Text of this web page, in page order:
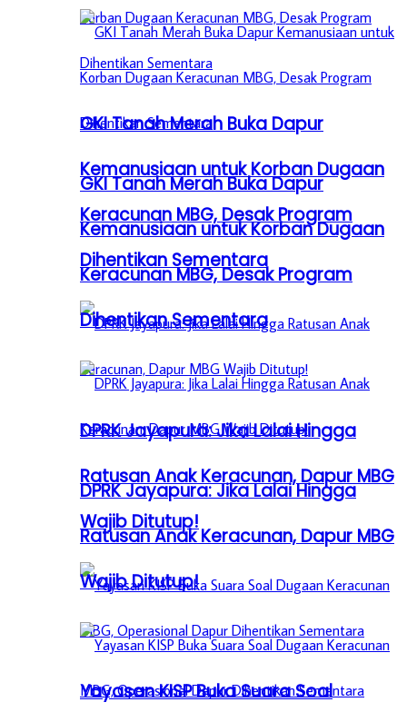
GKI Tanah Merah Buka Dapur
Kemanusiaan untuk Korban Dugaan
Keracunan MBG, Desak Program
Dihentikan Sementara
DPRK Jayapura: Jika Lalai Hingga
Ratusan Anak Keracunan, Dapur MBG
Wajib Ditutup!
Yayasan KISP Buka Suara Soal
GKI Tanah Merah Buka Dapur
Kemanusiaan untuk Korban Dugaan
Keracunan MBG, Desak Program
Dihentikan Sementara
DPRK Jayapura: Jika Lalai Hingga
Ratusan Anak Keracunan, Dapur MBG
Wajib Ditutup!